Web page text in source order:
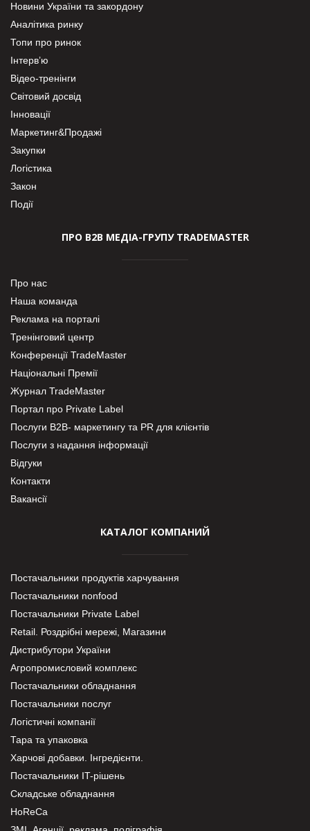
Новини України та закордону
Аналітика ринку
Топи про ринок
Інтерв’ю
Відео-тренінги
Світовий досвід
Інновації
Маркетинг&Продажі
Закупки
Логістика
Закон
Події
ПРО В2В МЕДІА-ГРУПУ TRADEMASTER
Про нас
Наша команда
Реклама на порталі
Тренінговий центр
Конференції TradeMaster
Національні Премії
Журнал TradeMaster
Портал про Private Label
Послуги В2В- маркетингу та PR для клієнтів
Послуги з надання інформації
Відгуки
Контакти
Вакансії
КАТАЛОГ КОМПАНИЙ
Постачальники продуктів харчування
Постачальники nonfood
Постачальники Private Label
Retail. Роздрібні мережі, Магазини
Дистрибутори України
Агропромисловий комплекс
Постачальники обладнання
Постачальники послуг
Логістичні компанії
Тара та упаковка
Харчові добавки. Інгредієнти.
Постачальники IT-рішень
Складське обладнання
HoReCa